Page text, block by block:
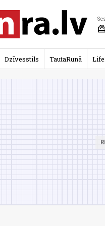
redeem
Dzīvesstils TautaRunā